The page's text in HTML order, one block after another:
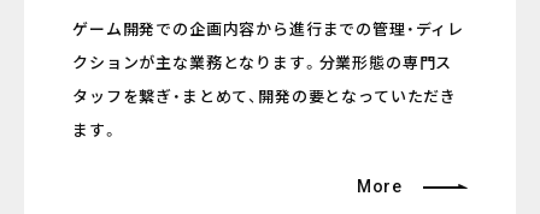
ゲーム開発での企画内容から進行までの管理・ディレ
クションが主な業務となります。分業形態の専門ス
タッフを繋ぎ・まとめて、開発の要となっていただき
ます。
More